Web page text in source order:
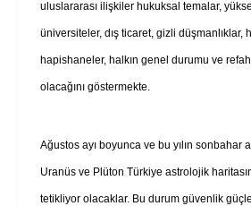
uluslararası ilişkiler hukuksal temalar,
üniversiteler, dış ticaret, gizli düşmanlıklar,
hapishaneler, halkın genel durumu ve
olacağını göstermekte.
Ağustos ayı boyunca ve bu yılın sonbahar
Uranüs ve Plüton Türkiye astrolojik
tetikliyor olacaklar. Bu durum güvenlik